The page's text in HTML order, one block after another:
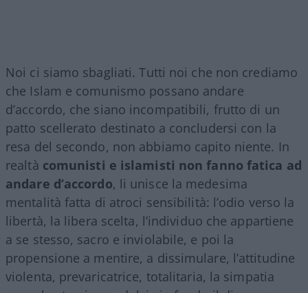
Noi ci siamo sbagliati. Tutti noi che non crediamo
che Islam e comunismo possano andare
d’accordo, che siano incompatibili, frutto di un
patto scellerato destinato a concludersi con la
resa del secondo, non abbiamo capito niente. In
realtà comunisti e islamisti non fanno fatica ad
andare d’accordo, li unisce la medesima
mentalità fatta di atroci sensibilità: l’odio verso la
libertà, la libera scelta, l’individuo che appartiene
a se stesso, sacro e inviolabile, e poi la
propensione a mentire, a dissimulare, l’attitudine
violenta, prevaricatrice, totalitaria, la simpatia